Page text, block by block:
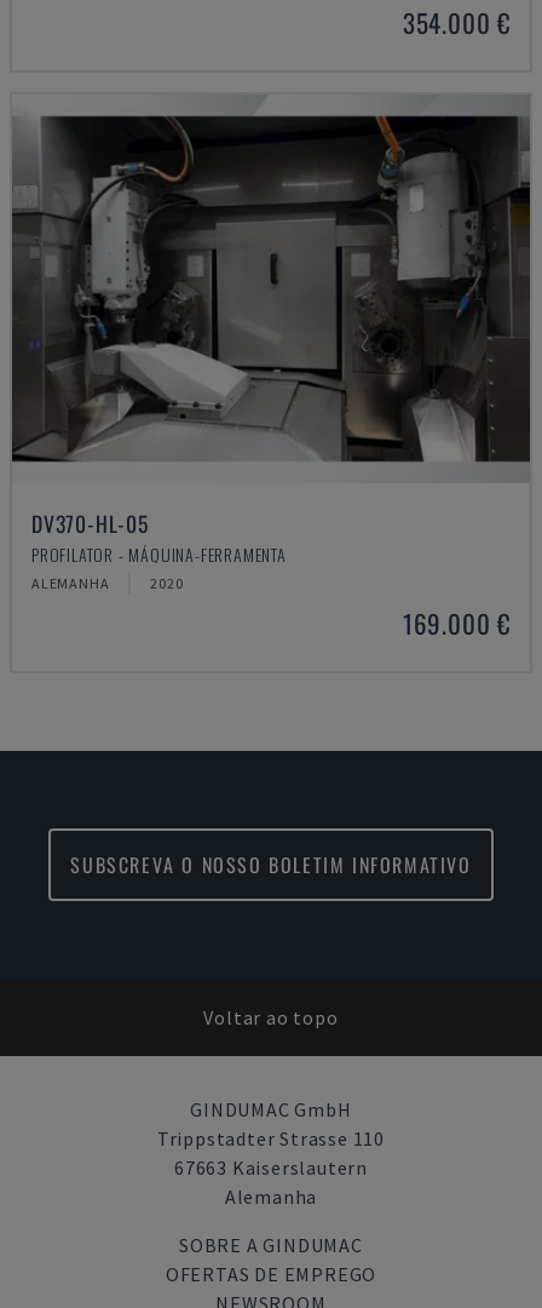
354.000 €
DV370-HL-05
PROFILATOR - MÁQUINA-FERRAMENTA
ALEMANHA 2020
169.000 €
SUBSCREVA O NOSSO BOLETIM INFORMATIVO
Voltar ao topo
GINDUMAC GmbH
Trippstadter Strasse 110
67663 Kaiserslautern
Alemanha
SOBRE A GINDUMAC
OFERTAS DE EMPREGO
NEWSROOM